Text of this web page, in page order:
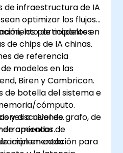
de infraestructura de IA
optimizar los flujos
de modelos en
chips de IA chinas.
los participantes
de referencia
modelos en las
Biren y Cambricon.
de botella del sistema e
cómputo.
a nivel de grafo, de
de operador.
implementación para
y discusiones.
de
en cada